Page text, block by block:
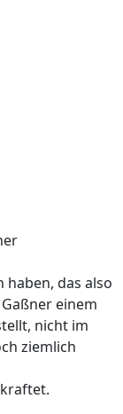
haben, das also
einem
nicht im
ziemlich